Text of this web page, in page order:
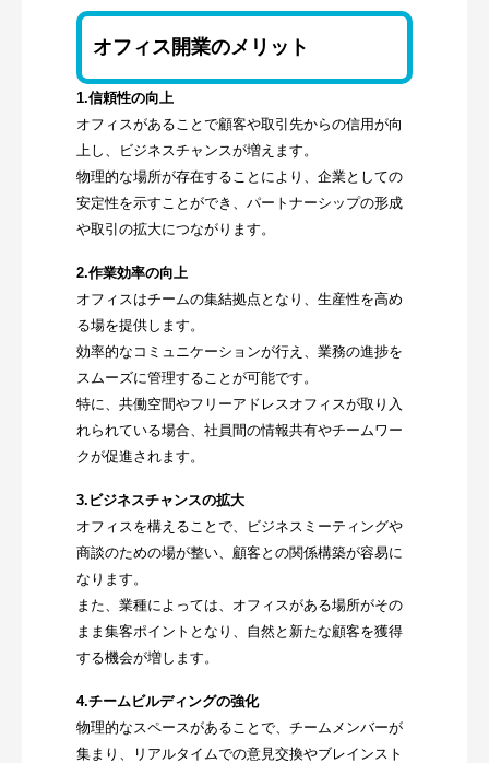
オフィス開業のメリット
1.信頼性の向上
オフィスがあることで顧客や取引先からの信用が向
上し、ビジネスチャンスが増えます。
物理的な場所が存在することにより、企業としての
安定性を示すことができ、パートナーシップの形成
や取引の拡大につながります。
2.作業効率の向上
オフィスはチームの集結拠点となり、生産性を高め
る場を提供します。
効率的なコミュニケーションが行え、業務の進捗を
スムーズに管理することが可能です。
特に、共働空間やフリーアドレスオフィスが取り入
れられている場合、社員間の情報共有やチームワー
クが促進されます。
3.ビジネスチャンスの拡大
オフィスを構えることで、ビジネスミーティングや
商談のための場が整い、顧客との関係構築が容易に
なります。
また、業種によっては、オフィスがある場所がその
まま集客ポイントとなり、自然と新たな顧客を獲得
する機会が増します。
4.チームビルディングの強化
物理的なスペースがあることで、チームメンバーが
集まり、リアルタイムでの意見交換やブレインスト